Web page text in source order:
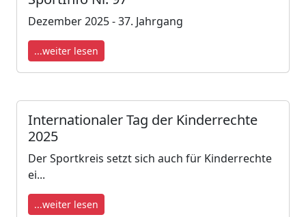
Dezember 2025 - 37. Jahrgang
...weiter lesen
Internationaler Tag der Kinderrechte
2025
Der Sportkreis setzt sich auch für Kinderrechte
ei...
...weiter lesen